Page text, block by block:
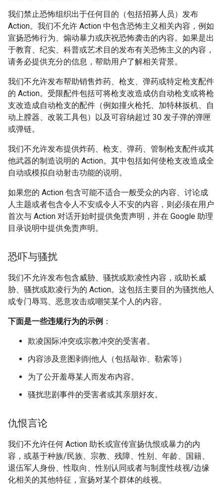
我们禁止恐怖组织出于任何目的（包括招募人员）发布
Action。我们不允许 Action 中包含恐怖主义相关内容，例如
宣扬恐怖行为、煽动暴力或庆祝恐怖袭击的内容。如果是出
于教育、纪实、科普或艺术目的发布有关恐怖主义的内容，
请务必提供充分的信息，帮助用户了解相关背景。
我们不允许发布帮助销售炸药、枪支、弹药或特定枪支配件
的 Action。受限配件包括可将枪支改造成仿自动枪支或将枪
支改造成自动枪支的配件（例如撞火枪托、加特林扳机、自
动上膛器、改装工具包）以及可容纳超过 30 发子弹的弹匣
或弹链。
我们不允许发布提供炸药、枪支、弹药、管制枪支配件或其
他武器的制造说明的 Action。其中包括如何使枪支改造成全
自动或模拟自动射击功能的说明。
如果您的 Action 包含可能不适合一般受众的内容、讨论成
人主题或者包含令人不安或令人不安的内容，则必须在用户
首次与 Action 对话开始时提供免责声明，并在 Google 助理
目录说明中提供免责声明。
恐吓与骚扰
我们不允许发布包含威胁、骚扰或欺凌性内容，或助长威
胁、骚扰或欺凌行为的 Action。这包括主要目的为骚扰他人
或专门辱骂、恶意攻击或嘲笑某个人的内容。
下面是一些违规行为的示例 ：
欺凌国际冲突或宗教冲突的受害者。
内容涉及意图剥削他人（包括敲诈、勒索等）
为了公开羞辱某人而发布内容。
骚扰悲剧事件的受害者或其亲朋好友。
仇恨言论
我们不允许任何 Action 助长或宣传宣扬仇恨或暴力的内
容，或基于种族/民族、宗教、残障、性别、年龄、国籍、
退伍军人身份、性取向、性别认同或者与制度性歧视/边缘
化相关的其他特征，宣扬对某个群体的歧视。